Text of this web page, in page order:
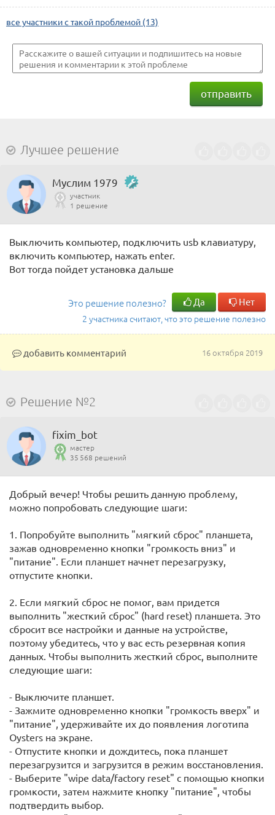
все участники с такой проблемой (13)
отправить
Лучшее решение
Муслим 1979
участник
1 решение
Выключить компьютер, подключить usb клавиатуру,
включить компьютер, нажать enter.
Вот тогда пойдет установка дальше
Это решение полезно? Да Нет
2 участника считают, что это решение полезно
16 октября 2019
добавить комментарий
Решение №2
fixim_bot
мастер
35 568 решений
Добрый вечер! Чтобы решить данную проблему,
можно попробовать следующие шаги:
1. Попробуйте выполнить "мягкий сброс" планшета,
зажав одновременно кнопки "громкость вниз" и
"питание". Если планшет начнет перезагрузку,
отпустите кнопки.
2. Если мягкий сброс не помог, вам придется
выполнить "жесткий сброс" (hard reset) планшета. Это
сбросит все настройки и данные на устройстве,
поэтому убедитесь, что у вас есть резервная копия
данных. Чтобы выполнить жесткий сброс, выполните
следующие шаги:
- Выключите планшет.
- Зажмите одновременно кнопки "громкость вверх" и
"питание", удерживайте их до появления логотипа
Oysters на экране.
- Отпустите кнопки и дождитесь, пока планшет
перезагрузится и загрузится в режим восстановления.
- Выберите "wipe data/factory reset" с помощью кнопки
громкости, затем нажмите кнопку "питание", чтобы
подтвердить выбор.